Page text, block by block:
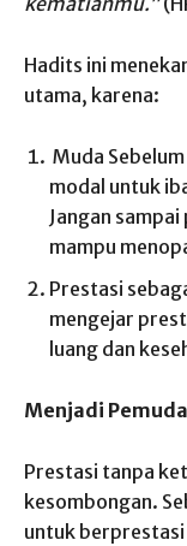
Hadits ini
utama, karena:
Muda
modal untuk
Jangan
mampu
Prestasi
mengejar
luang dan
Menjadi
Prestasi tanpa
kesombongan.
untuk